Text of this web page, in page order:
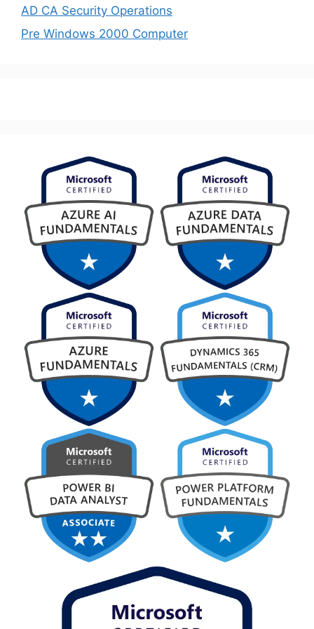
AD CA Security Operations
Pre Windows 2000 Computer